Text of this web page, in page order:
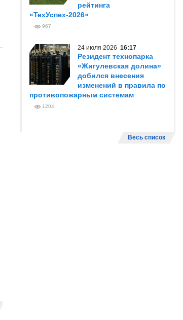
рейтинга
«ТехУспех-2026»
967
24 июля 2026 16:17
Резидент технопарка
«Жигулевская долина»
добился внесения
изменений в правила по
противопожарным системам
1204
Весь список